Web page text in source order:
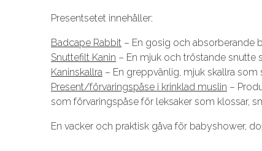
Presentsetet innehåller:
Badcape Rabbit – En gosig och absorberande
Snuttefilt Kanin – En mjuk och tröstande snutte
Kaninskallra – En greppvänlig, mjuk skallra som
Present/förvaringspåse i krinklad muslin –
som förvaringspåse för leksaker som klossar,
En vacker och praktisk gåva för babyshower,